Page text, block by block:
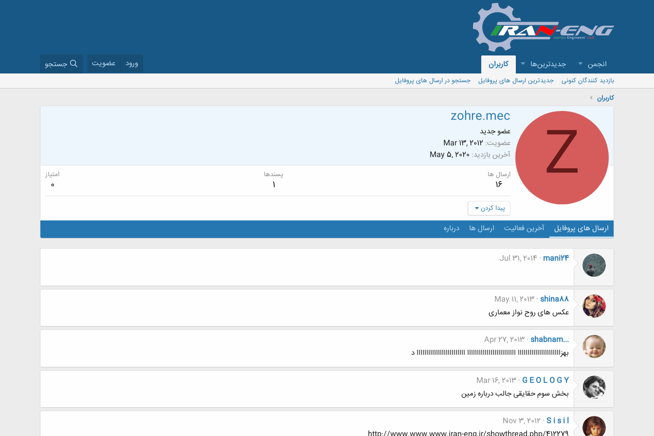
انجمن جدیدترین‌ها کاربران ورود عضویت جستجو
بازدید کنندگان کنونی جدیدترین ارسال های پروفایل
جستجو در ارسال های پروفایل
کاربران
Z
zohre.mec
عضو جدید
عضویت Mar 13, 2012
آخرین بازدید May 5, 2020
ارسال ها
16
پسندها
1
امتیاز
0
پیدا کردن
ارسال های پروفایل آخرین فعالیت ارسال ها درباره
mani24
Jul 31, 2014
shina88
May 11, 2013
عکس های روح نواز معماری
shabnam...
Apr 27, 2013
بهزاااااااااااااااااااااا ااااااااااااااااااااااااا ااااااااااااااااااااااااا د
G E O L O G Y
Mar 16, 2013
بخش سوم حقایقی جالب درباره زمین
S i s i l
Nov 3, 2012